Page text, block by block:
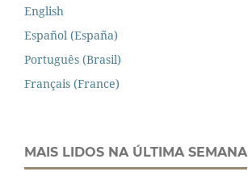
English
Español (España)
Português (Brasil)
Français (France)
MAIS LIDOS NA ÚLTIMA SEMANA